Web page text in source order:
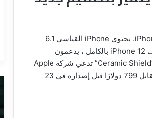
يتمتع iPhone 12 بتصميم جديد مع حواف مسطحة تعود إلى iPhone 4 و iPhone 5. يحتوي iPhone القياسي 6.1
بوصة على كاميرتين خلفيتين ، وكلاهما سيدعم الآن الوضع الليلي. وجميع هواتف iPhone 12 بالكامل ، يدعمون
5G. وتحتوي شاشة تشكيلة iPhone 12 أيضًا على غطاء زجاجي جديد من نوع “Ceramic Shield” تدعي شركة Apple
أنه سيجعل الشاشة أكثر متانة. يمكن طلب iPhone 12 مسبقًا في 16 أكتوبر مقابل 799 دولارًا قبل إصداره في 23